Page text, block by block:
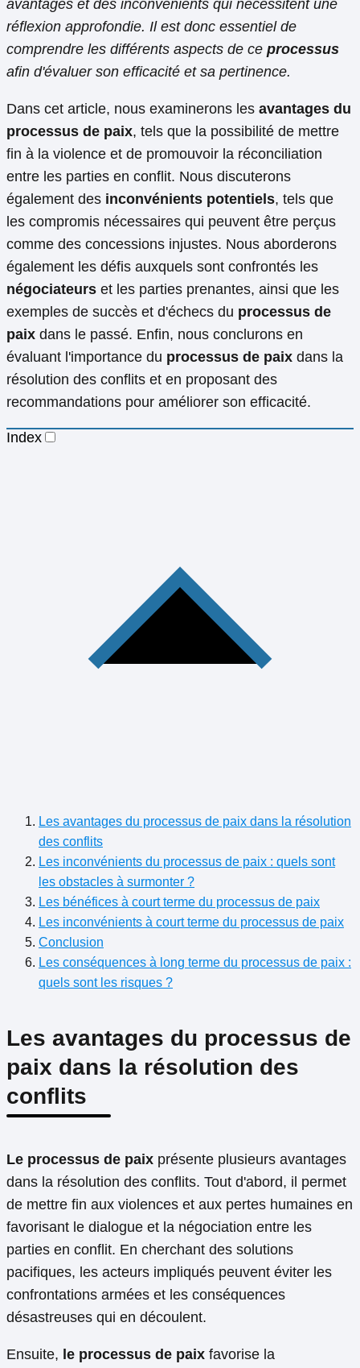
avantages et des inconvénients qui nécessitent une
réflexion approfondie. Il est donc essentiel de
comprendre les différents aspects de ce processus
afin d'évaluer son efficacité et sa pertinence.
Dans cet article, nous examinerons les avantages du
processus de paix, tels que la possibilité de mettre
fin à la violence et de promouvoir la réconciliation
entre les parties en conflit. Nous discuterons
également des inconvénients potentiels, tels que
les compromis nécessaires qui peuvent être perçus
comme des concessions injustes. Nous aborderons
également les défis auxquels sont confrontés les
négociateurs et les parties prenantes, ainsi que les
exemples de succès et d'échecs du processus de
paix dans le passé. Enfin, nous conclurons en
évaluant l'importance du processus de paix dans la
résolution des conflits et en proposant des
recommandations pour améliorer son efficacité.
Index
Les avantages du processus de paix dans la résolution
des conflits
Les inconvénients du processus de paix : quels sont
les obstacles à surmonter ?
Les bénéfices à court terme du processus de paix
Les inconvénients à court terme du processus de paix
Conclusion
Les conséquences à long terme du processus de paix :
quels sont les risques ?
Les avantages du processus de
paix dans la résolution des
conflits
Le processus de paix présente plusieurs avantages
dans la résolution des conflits. Tout d'abord, il permet
de mettre fin aux violences et aux pertes humaines en
favorisant le dialogue et la négociation entre les
parties en conflit. En cherchant des solutions
pacifiques, les acteurs impliqués peuvent éviter les
confrontations armées et les conséquences
désastreuses qui en découlent.
Ensuite, le processus de paix favorise la